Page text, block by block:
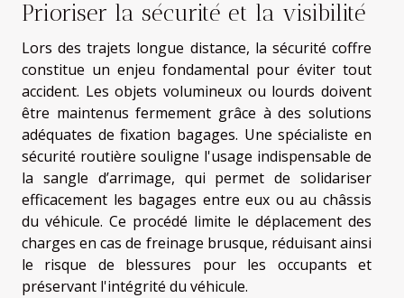
Prioriser la sécurité et la visibilité
Lors des trajets longue distance, la sécurité coffre
constitue un enjeu fondamental pour éviter tout
accident. Les objets volumineux ou lourds doivent
être maintenus fermement grâce à des solutions
adéquates de fixation bagages. Une spécialiste en
sécurité routière souligne l'usage indispensable de
la sangle d’arrimage, qui permet de solidariser
efficacement les bagages entre eux ou au châssis
du véhicule. Ce procédé limite le déplacement des
charges en cas de freinage brusque, réduisant ainsi
le risque de blessures pour les occupants et
préservant l'intégrité du véhicule.